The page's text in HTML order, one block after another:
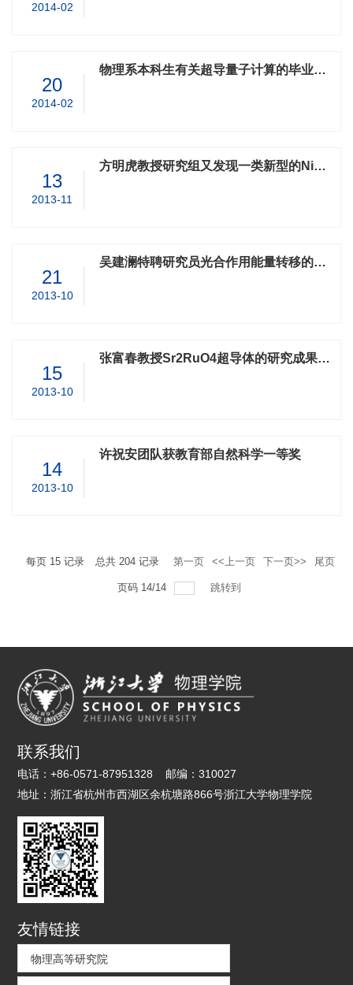
2014-02
20
2014-02
物理系本科生有关超导量子计算的毕业设计成果发表在Nature Communications上
13
2013-11
方明虎教授研究组又发现一类新型的NiSe基超导体，其研究成果发表在美国物理评论快报(Phys. Rev. Lett.)上
21
2013-10
吴建澜特聘研究员光合作用能量转移的研究成果发表于美国物理评论快报
15
2013-10
张富春教授Sr2RuO4超导体的研究成果发表于美国物理评论快报
14
2013-10
许祝安团队获教育部自然科学一等奖
每页 15 记录 总共 204 记录 第一页 <<上一页 下一页>> 尾页
页码 14/14 跳转到
联系我们
电话：+86-0571-87951328 邮编：310027
地址：浙江省杭州市西湖区余杭塘路866号浙江大学物理学院
友情链接
物理高等研究院